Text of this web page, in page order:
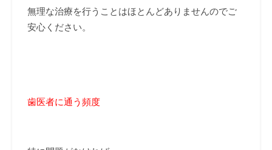
無理な治療を行うことはほとんどありませんのでご
安心ください。
歯医者に通う頻度